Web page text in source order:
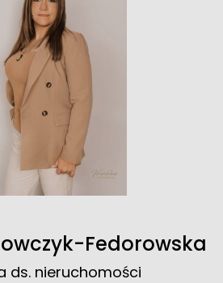
Fedorowska
ds. nieruchomości